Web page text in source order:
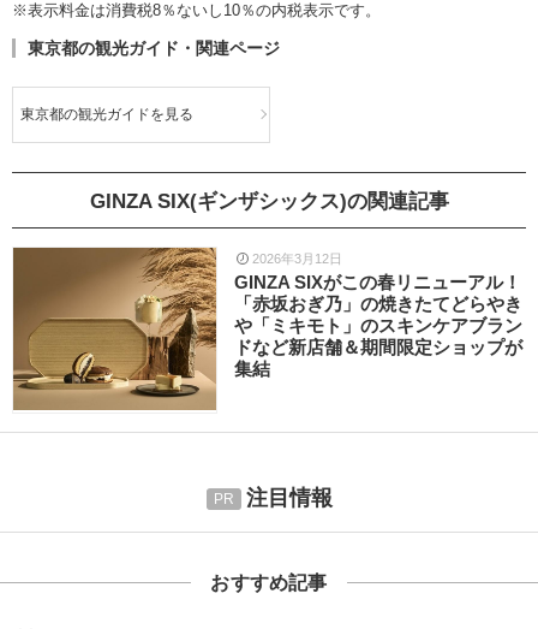
※表示料金は消費税8％ないし10％の内税表示です。
東京都の観光ガイド・関連ページ
東京都の観光ガイドを見る
GINZA SIX(ギンザシックス)の関連記事
2026年3月12日
GINZA SIXがこの春リニューアル！
「赤坂おぎ乃」の焼きたてどらやき
や「ミキモト」のスキンケアブラン
ドなど新店舗＆期間限定ショップが
集結
注目情報
おすすめ記事